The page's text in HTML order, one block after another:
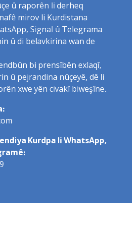
û raporên li derheq
mirov li Kurdistana
Signal û Telegrama
û di belavkirina wan de
bi prensîbên exlaqî,
û pejrandina nûçeyê, dê li
xwe yên civakî biweşîne.
Kurdpa li WhatsApp,